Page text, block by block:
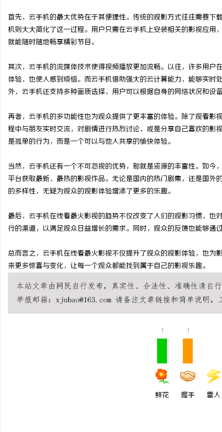
首先，云手机的最大优势在于其便捷性。传统的观影方式往往需要
机则大大简化了这一过程。用户只需在云手机上安装相关的影视应
就能随时随地畅享精彩节目。
其次，云手机的流媒体技术使得视频播放更加流畅。以往，许多用
体验，也使人感到烦恼。而云手机借助强大的云计算能力，能够实
外，云手机还支持多种画质选择，用户可以根据自身的网络状况和设
再者，云手机的多功能性也为观众提供了更丰富的体验。除了观看
程中与朋友实时交流，对剧情进行热烈讨论，或是分享自己喜欢的
是孤单的行为，而是一个可以与他人共享的愉快体验。
当然，云手机还有一个不可忽视的优势，那就是资源的丰富性。如
平台获取最新、最热的影视作品。无论是国内的热门剧集，还是国
的多样性，无疑为观众的观影体验增添了更多的乐趣。
最后，云手机在线看最火影视的趋势不仅改变了人们的观影习惯，
行的渠道，以满足观众日益增长的需求。同时，观众的反馈也能够
总而言之，云手机在线看最火影视不仅提升了观众的观影体验，也
来更多惊喜与变化，让每一个观众都能找到属于自己的影视乐趣。
1
鲜花
1
握手 雷人